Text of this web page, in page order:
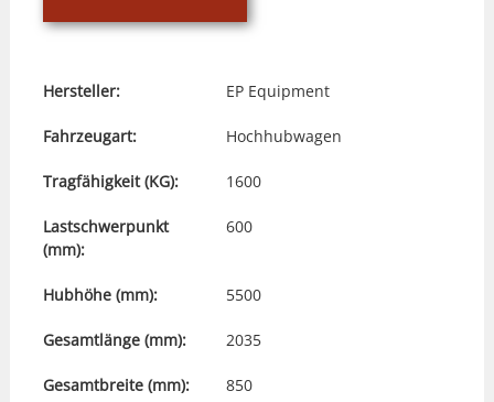
Hersteller: EP Equipment
Fahrzeugart: Hochhubwagen
Tragfähigkeit (KG): 1600
Lastschwerpunkt
(mm):
600
Hubhöhe (mm): 5500
Gesamtlänge (mm): 2035
Gesamtbreite (mm): 850